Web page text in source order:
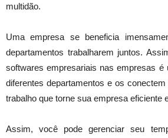
multidão.
Uma empresa se beneficia
departamentos trabalharem juntos.
softwares empresariais nas empresas é
diferentes departamentos e os
trabalho que torne sua empresa eficiente
Assim, você pode gerenciar seu